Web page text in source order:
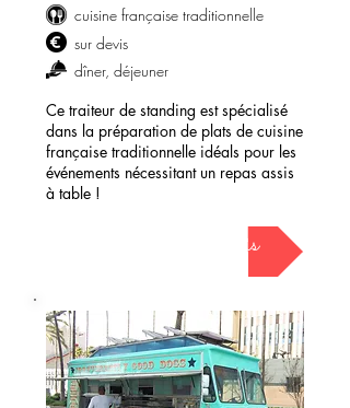
cuisine française traditionnelle
sur devis
dîner, déjeuner
Ce traiteur de standing est spécialisé
dans la préparation de plats de cuisine
française traditionnelle idéals pour les
événements nécessitant un repas assis
à table !
demander mon devis